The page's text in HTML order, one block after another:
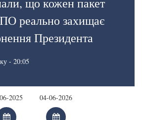
реально захищає
Президента
- 20:05